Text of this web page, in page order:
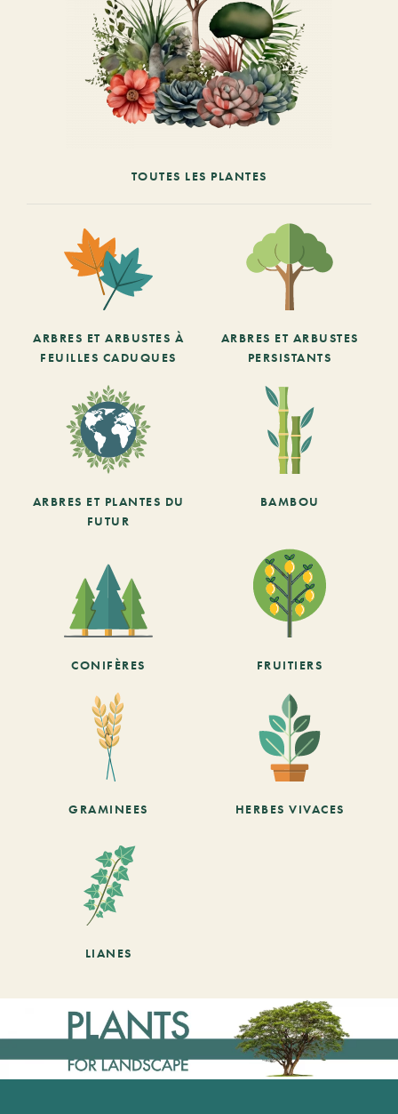
TOUTES LES PLANTES
ARBRES ET ARBUSTES À
FEUILLES CADUQUES
ARBRES ET ARBUSTES
PERSISTANTS
ARBRES ET PLANTES DU
FUTUR
BAMBOU
CONIFÈRES FRUITIERS
GRAMINEES HERBES VIVACES
LIANES